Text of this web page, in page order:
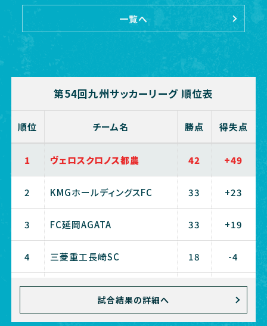
一覧へ
第54回九州サッカーリーグ 順位表
順位 チーム名 勝点 得失点
1 ヴェロスクロノス都農 42 +49
2 KMGホールディングスFC 33 +23
3 FC延岡AGATA 33 +19
4 三菱重工長崎SC 18 -4
5 ブリュー佐賀 18 -5
6 NIFS KANOYA FC 13 -16
試合結果の詳細へ